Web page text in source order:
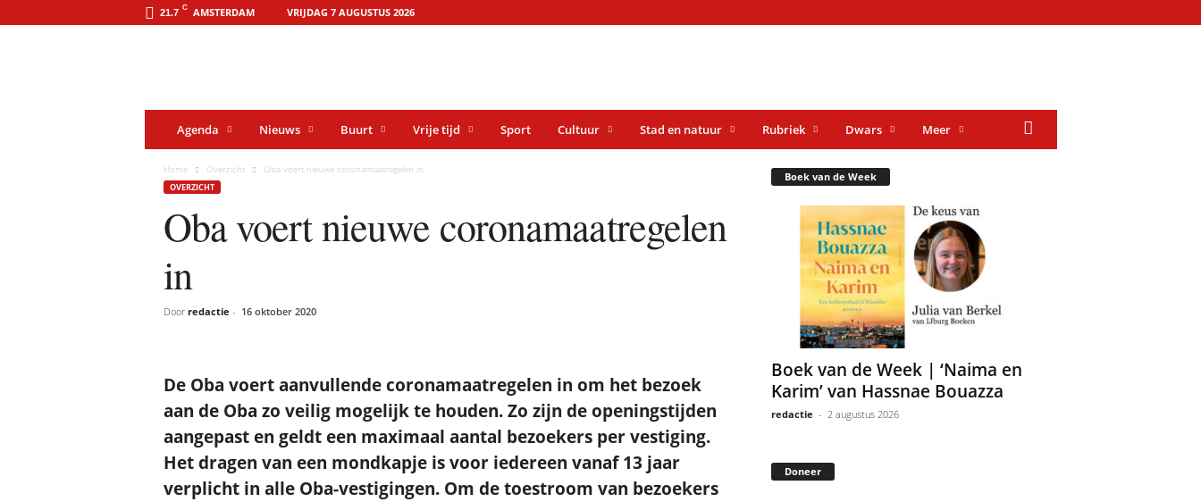
21.7 C AMSTERDAM VRIJDAG 7 AUGUSTUS 2026
o
o
l
e
Agenda Nieuws Buurt Vrije tijd Sport Cultuur Stad en natuur Rubriek Dwars Meer
Home Overzicht Oba voert nieuwe coronamaatregelen in
OVERZICHT
Oba voert nieuwe coronamaatregelen
in
Door redactie - 16 oktober 2020
De Oba voert aanvullende coronamaatregelen in om het bezoek
aan de Oba zo veilig mogelijk te houden. Zo zijn de openingstijden
aangepast en geldt een maximaal aantal bezoekers per vestiging.
Het dragen van een mondkapje is voor iedereen vanaf 13 jaar
verplicht in alle Oba-vestigingen. Om de toestroom van bezoekers
Boek van de Week
Boek van de Week | ‘Naima en
Karim’ van Hassnae Bouazza
redactie - 2 augustus 2026
Doneer